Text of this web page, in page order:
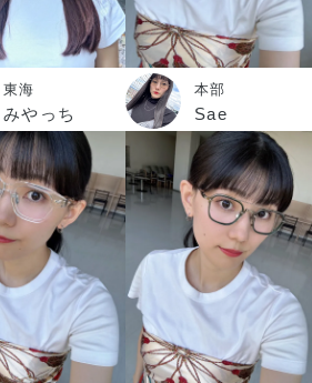
東海
みやっち
本部
Sae